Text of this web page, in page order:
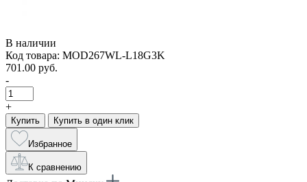
В наличии
Код товара: MOD267WL-L18G3K
701.00 руб.
-
+
Купить Купить в один клик
Избранное
К сравнению